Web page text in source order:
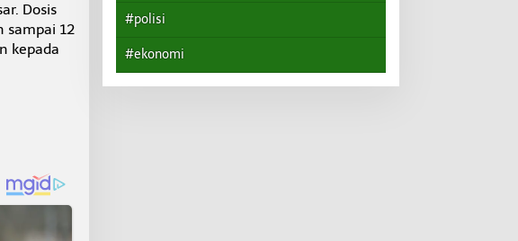
Dosis
sampai 12
kepada
#polisi
#ekonomi